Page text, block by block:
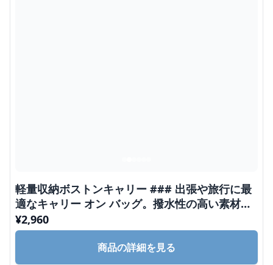
軽量収納ボストンキャリー ### 出張や旅行に最
適なキャリー オン バッグ。撥水性の高い素材を
使用したボストンバッグで、大容量の収納力と使
いやすさを兼ね備えている。
¥2,960
商品の詳細を見る